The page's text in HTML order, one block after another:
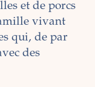
et de porcs
vivant
qui, de par
des